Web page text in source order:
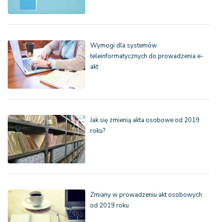
Wymogi dla systemów
teleinformatycznych do prowadzenia e-
akt
Jak się zmienią akta osobowe od 2019
roku?
Zmiany w prowadzeniu akt osobowych
od 2019 roku